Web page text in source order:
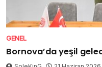
GENEL
Bornova’da yeşil